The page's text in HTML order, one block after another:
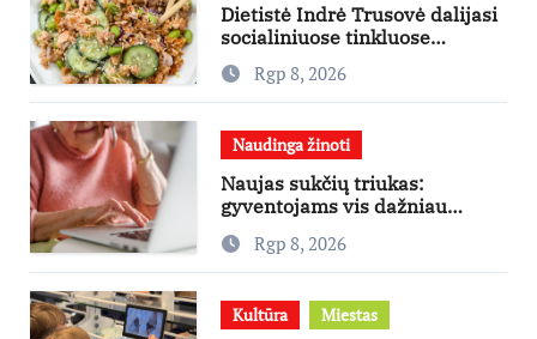
Dietistė Indrė Trusovė dalijasi
socialiniuose tinkluose
išpopuliarėjusiu lašišos salotų
receptuRgp 8, 2026
Naudinga žinoti
Naujas sukčių triukas:
gyventojams vis dažniau
skambina per „Viber“
Rgp 8, 2026
Kultūra Miestas